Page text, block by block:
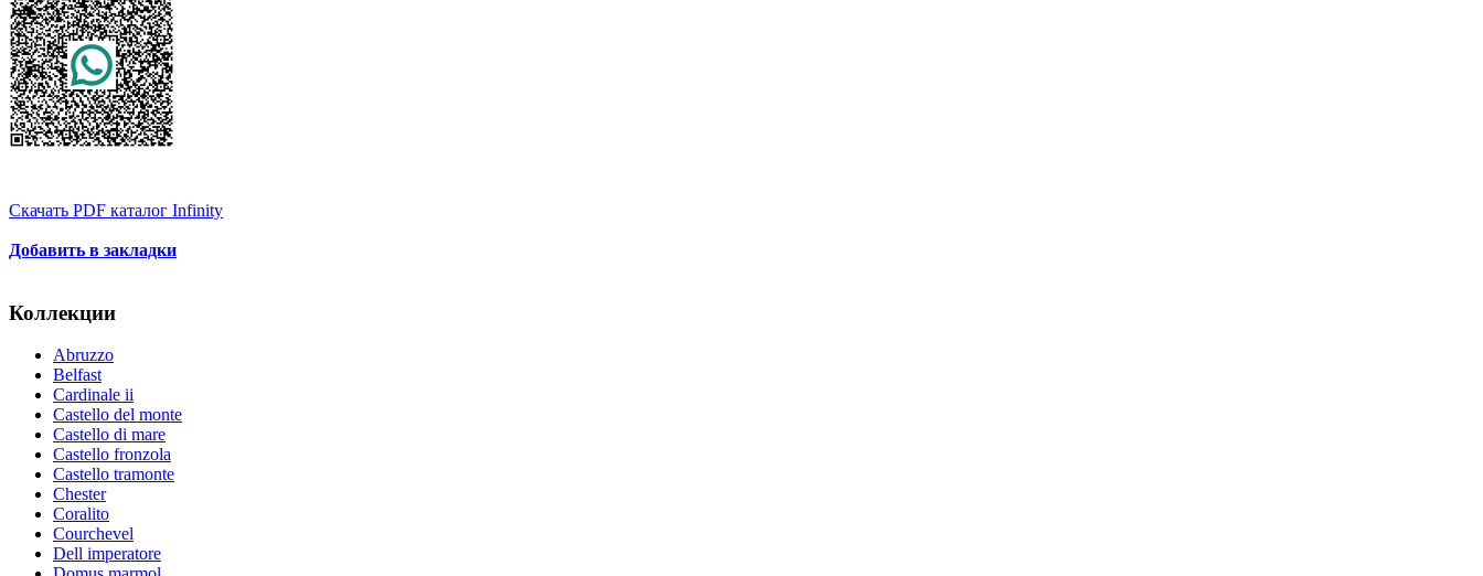
Скачать PDF каталог Infinity
Добавить в закладки
Коллекции
Abruzzo
Belfast
Cardinale ii
Castello del monte
Castello di mare
Castello fronzola
Castello tramonte
Chester
Coralito
Courchevel
Dell imperatore